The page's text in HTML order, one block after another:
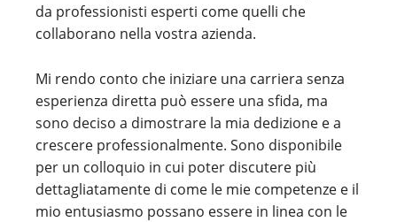
da professionisti esperti come quelli che
collaborano nella vostra azienda.
Mi rendo conto che iniziare una carriera senza
esperienza diretta può essere una sfida, ma
sono deciso a dimostrare la mia dedizione e a
crescere professionalmente. Sono disponibile
per un colloquio in cui poter discutere più
dettagliatamente di come le mie competenze e il
mio entusiasmo possano essere in linea con le